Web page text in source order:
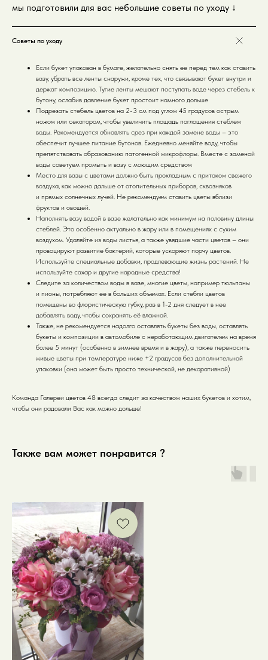
мы подготовили для вас небольшие советы по уходу ↓
Советы по уходу
Если букет упакован в бумаге, желательно снять ее перед тем как ставить
вазу, убрать все ленты снаружи, кроме тех, что связывают букет внутри и
держат композицию. Тугие ленты мешают поступать воде через стебель к
бутону, ослабив давление букет простоит намного дольше
Подрезать стебель цветов на 2-3 см под углом 45 градусов острым
ножом или секатором, чтобы увеличить площадь поглощения стеблем
воды. Рекомендуется обновлять срез при каждой замене воды – это
обеспечит лучшее питание бутонов. Ежедневно меняйте воду, чтобы
препятствовать образованию патогенной микрофлоры. Вместе с заменой
воды советуем промыть и вазу с моющим средством
Место для вазы с цветами должно быть прохладным с притоком свежего
воздуха, как можно дальше от отопительных приборов, сквозняков
и прямых солнечных лучей. Не рекомендуем ставить цветы вблизи
фруктов и овощей.
Наполнять вазу водой в вазе желательно как минимум на половину длины
стеблей. Это особенно актуально в жару или в помещениях с сухим
воздухом. Удаляйте из воды листья, а также увядшие части цветов – они
провоцируют развитие бактерий, которые ускоряют порчу цветов.
Используйте специальные добавки, продлевающие жизнь растений. Не
используйте сахар и другие народные средства!
Следите за количеством воды в вазе, многие цветы, например тюльпаны
и пионы, потребляют ее в больших объемах. Если стебли цветов
помещены во флористическую губку, раз в 1-2 дня следует в нее
добавлять воду, чтобы сохранять её влажной.
Также, не рекомендуется надолго оставлять букеты без воды, оставлять
букеты и композиции в автомобиле с неработающим двигателем на время
более 5 минут (особенно в зимнее время и в жару), а также переносить
живые цветы при температуре ниже +2 градусов без дополнительной
упаковки (она может быть просто технической, не декоративной)
Команда Галереи цветов 48 всегда следит за качеством наших букетов и хотим,
чтобы они радовали Вас как можно дольше!
Также вам может понравится ?